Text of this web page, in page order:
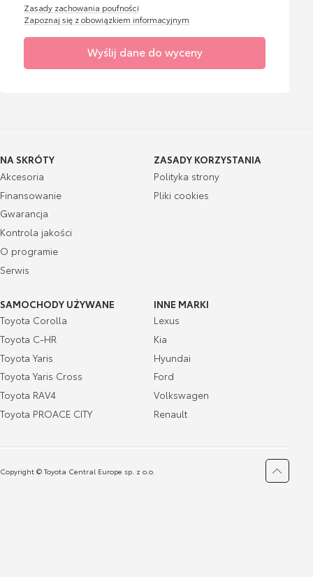
Zasady zachowania poufności
Zapoznaj się z obowiązkiem informacyjnym
Wyślij dane do wyceny
NA SKRÓTY
Akcesoria
Finansowanie
Gwarancja
Kontrola jakości
O programie
Serwis
ZASADY KORZYSTANIA
Polityka strony
Pliki cookies
SAMOCHODY UŻYWANE
Toyota Corolla
Toyota C-HR
Toyota Yaris
Toyota Yaris Cross
Toyota RAV4
Toyota PROACE CITY
INNE MARKI
Lexus
Kia
Hyundai
Ford
Volkswagen
Renault
Copyright © Toyota Central Europe sp. z o.o.